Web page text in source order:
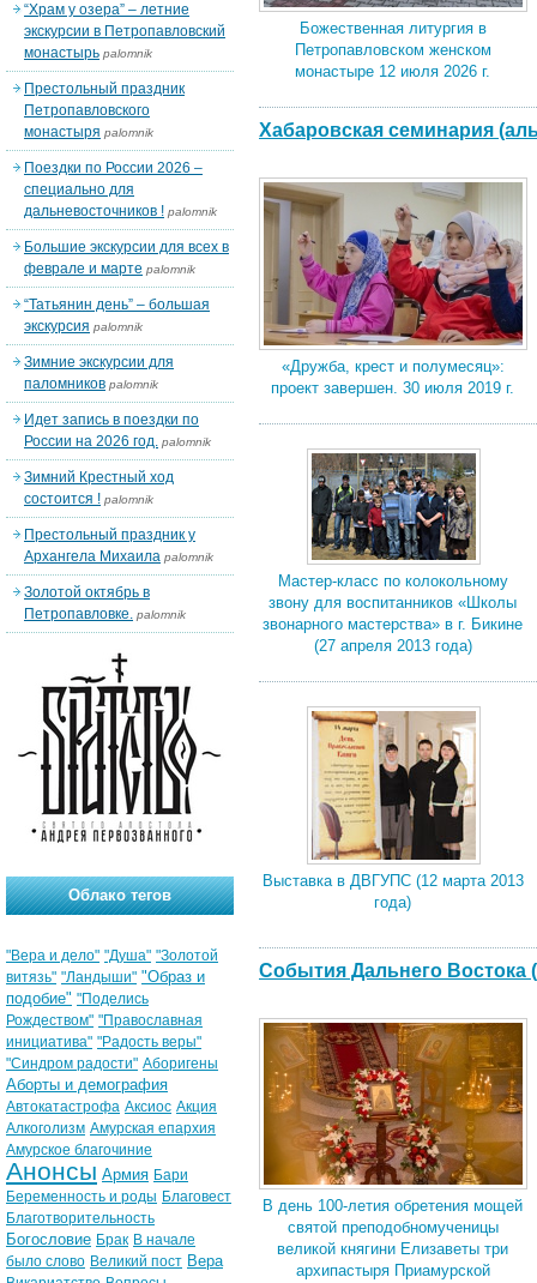
Божественная литургия в
Петропавловском женском
монастыре 12 июля 2026 г.
Хабаровская семинария
«Дружба, крест и полумесяц»:
проект завершен. 30 июля 2019 г.
Мастер-класс по колокольному
звону для воспитанников «Школы
звонарного мастерства» в г. Бикине
(27 апреля 2013 года)
Выставка в ДВГУПС (12 марта 2013
года)
События Дальнего Востока
В день 100-летия обретения мощей
святой преподобномученицы
великой княгини Елизаветы три
архипастыря Приамурской
“Храм у озера” – летние
экскурсии в Петропавловский
монастырь palomnik
Престольный праздник
Петропавловского
монастыря palomnik
Поездки по России 2026 –
специально для
дальневосточников ! palomnik
Большие экскурсии для всех в
феврале и марте palomnik
“Татьянин день” – большая
экскурсия palomnik
Зимние экскурсии для
паломников palomnik
Идет запись в поездки по
России на 2026 год. palomnik
Зимний Крестный ход
состоится ! palomnik
Престольный праздник у
Архангела Михаила palomnik
Золотой октябрь в
Петропавловке. palomnik
Облако тегов
"Вера и дело" "Душа" "Золотой
витязь" "Ландыши" "Образ и
подобие" "Поделись
Рождеством" "Православная
инициатива" "Радость веры"
"Синдром радости" Аборигены
Аборты и демография
Автокатастрофа Аксиос Акция
Алкоголизм Амурская епархия
Амурское благочиние
Анонсы Армия Бари
Беременность и роды Благовест
Благотворительность
Богословие Брак В начале
было слово Великий пост Вера